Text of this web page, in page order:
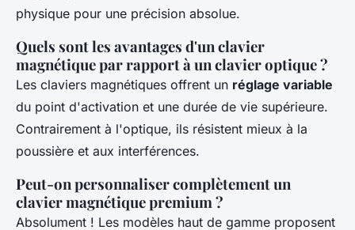
physique pour une précision absolue.
Quels sont les avantages d'un clavier
magnétique par rapport à un clavier optique ?
Les claviers magnétiques offrent un réglage variable
du point d'activation et une durée de vie supérieure.
Contrairement à l'optique, ils résistent mieux à la
poussière et aux interférences.
Peut-on personnaliser complètement un
clavier magnétique premium ?
Absolument ! Les modèles haut de gamme proposent